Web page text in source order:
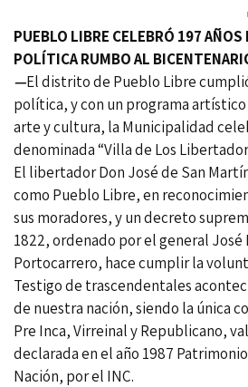
PUEBLO LIBRE CELEBRÓ 197 AÑOS
POLÍTICA RUMBO AL
—El distrito de Pueblo Libre
política, y con un programa
arte y cultura, la Municipalidad
denominada “Villa de Los
El libertador Don José de San
como Pueblo Libre, en
sus moradores, y un decreto
1822, ordenado por el general José
Portocarrero, hace cumplir la
Testigo de trascendentales
de nuestra nación, siendo la única
Pre Inca, Virreinal y Republicano,
declarada en el año 1987
Nación, por el INC.